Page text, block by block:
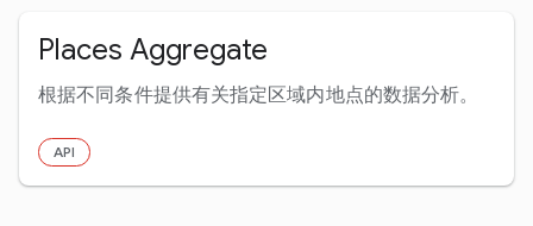
Places Aggregate
根据不同条件提供有关指定区域内地点的数据分析。
API